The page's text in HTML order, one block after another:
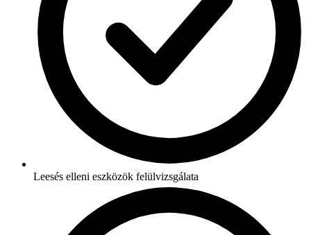
Leesés elleni eszközök felülvizsgálata